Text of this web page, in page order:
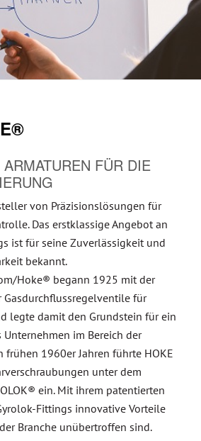
FÜR DIE
von Präzisionslösungen für
Das erstklassige Angebot an
ist für seine Zuverlässigkeit und
bekannt.
Hoke® begann 1925 mit der
für
legte damit den Grundstein für ein
im Bereich der
frühen 1960er Jahren führte HOKE
unter dem
ein. Mit ihrem patentierten
Fittings innovative Vorteile
Branche unübertroffen sind.